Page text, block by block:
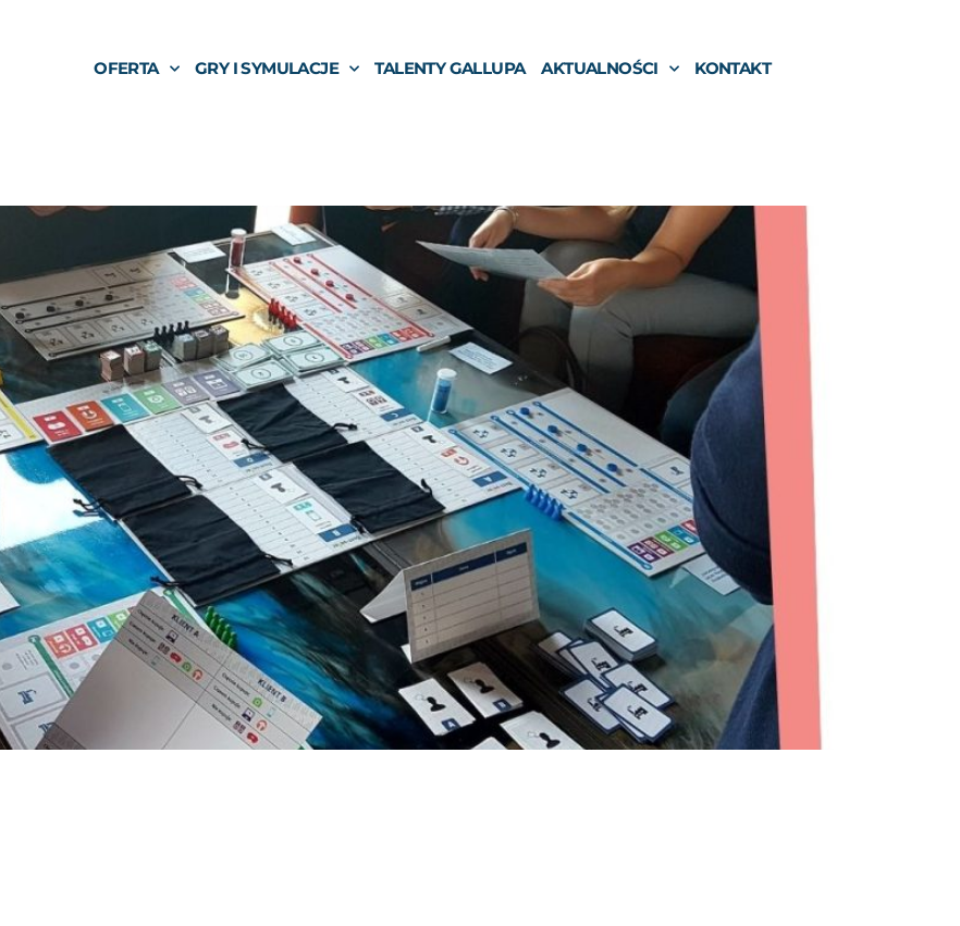
OFERTA GRY I SYMULACJE TALENTY GALLUPA AKTUALNOŚCI KONTAKT